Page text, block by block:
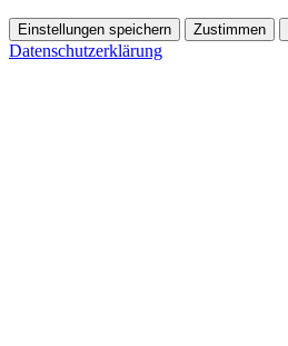
Einstellungen speichern Zustimmen
Datenschutzerklärung